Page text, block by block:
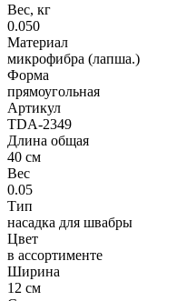
Вес, кг
0.050
Материал
микрофибра (лапша.)
Форма
прямоугольная
Артикул
TDA-2349
Длина общая
40 см
Вес
0.05
Тип
насадка для швабры
Цвет
в ассортименте
Ширина
12 см